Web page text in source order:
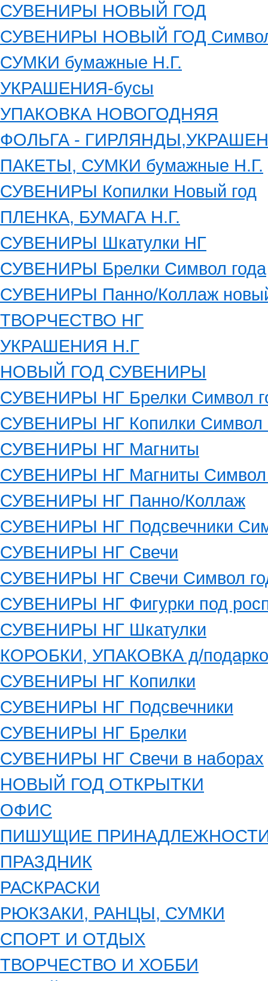
СУВЕНИРЫ НОВЫЙ ГОД
СУВЕНИРЫ НОВЫЙ ГОД Символ
СУМКИ бумажные Н.Г.
УКРАШЕНИЯ-бусы
УПАКОВКА НОВОГОДНЯЯ
ФОЛЬГА -
ПАКЕТЫ, СУМКИ бумажные Н.Г.
СУВЕНИРЫ Копилки Новый год
ПЛЕНКА, БУМАГА Н.Г.
СУВЕНИРЫ Шкатулки НГ
СУВЕНИРЫ Брелки Символ года
СУВЕНИРЫ Панно/Коллаж
ТВОРЧЕСТВО НГ
УКРАШЕНИЯ Н.Г
НОВЫЙ ГОД СУВЕНИРЫ
СУВЕНИРЫ НГ Брелки Символ
СУВЕНИРЫ НГ Копилки Символ
СУВЕНИРЫ НГ Магниты
СУВЕНИРЫ НГ Магниты Символ
СУВЕНИРЫ НГ Панно/Коллаж
СУВЕНИРЫ НГ Подсвечники
СУВЕНИРЫ НГ Свечи
СУВЕНИРЫ НГ Свечи Символ
СУВЕНИРЫ НГ Фигурки под
СУВЕНИРЫ НГ Шкатулки
КОРОБКИ, УПАКОВКА д/
СУВЕНИРЫ НГ Копилки
СУВЕНИРЫ НГ Подсвечники
СУВЕНИРЫ НГ Брелки
СУВЕНИРЫ НГ Свечи в наборах
НОВЫЙ ГОД ОТКРЫТКИ
ОФИС
ПИШУЩИЕ
ПРАЗДНИК
РАСКРАСКИ
РЮКЗАКИ, РАНЦЫ, СУМКИ
СПОРТ И ОТДЫХ
ТВОРЧЕСТВО И ХОББИ